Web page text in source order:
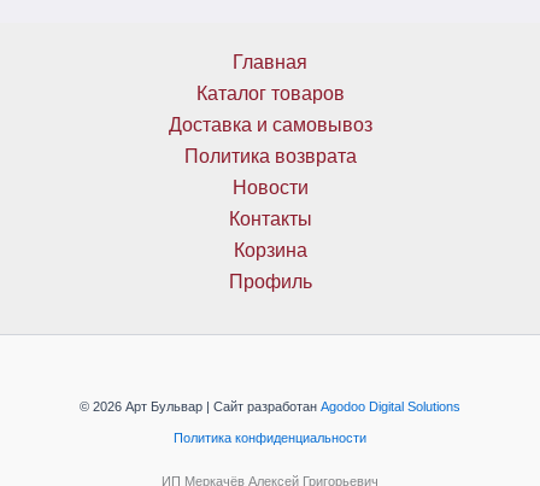
Главная
Каталог товаров
Доставка и самовывоз
Политика возврата
Новости
Контакты
Корзина
Профиль
© 2026 Арт Бульвар | Сайт разработан Agodoo Digital Solutions
Политика конфиденциальности
ИП Меркачёв Алексей Григорьевич